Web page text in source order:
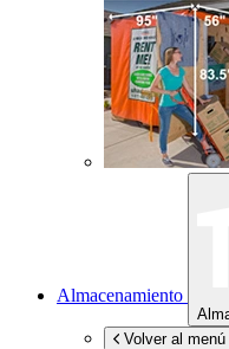
Almacenamiento
Volver al menú